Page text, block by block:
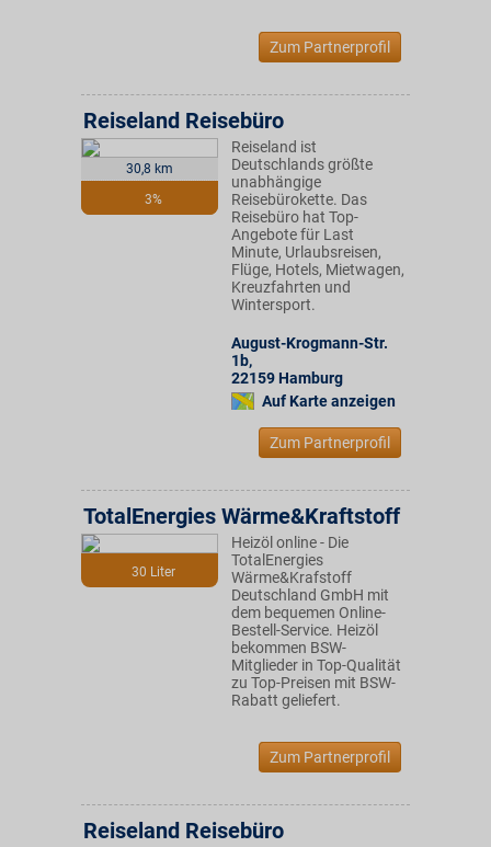
Zum Partnerprofil
30,8 km
3%
Reiseland Reisebüro
Reiseland ist
Deutschlands größte
unabhängige
Reisebürokette. Das
Reisebüro hat Top-
Angebote für Last
Minute, Urlaubsreisen,
Flüge, Hotels, Mietwagen,
Kreuzfahrten und
Wintersport.
August-Krogmann-Str.
1b,
22159 Hamburg
Auf Karte anzeigen
Zum Partnerprofil
30 Liter
TotalEnergies Wärme&Kraftstoff
Heizöl online - Die
TotalEnergies
Wärme&Krafstoff
Deutschland GmbH mit
dem bequemen Online-
Bestell-Service. Heizöl
bekommen BSW-
Mitglieder in Top-Qualität
zu Top-Preisen mit BSW-
Rabatt geliefert.
Zum Partnerprofil
Reiseland Reisebüro